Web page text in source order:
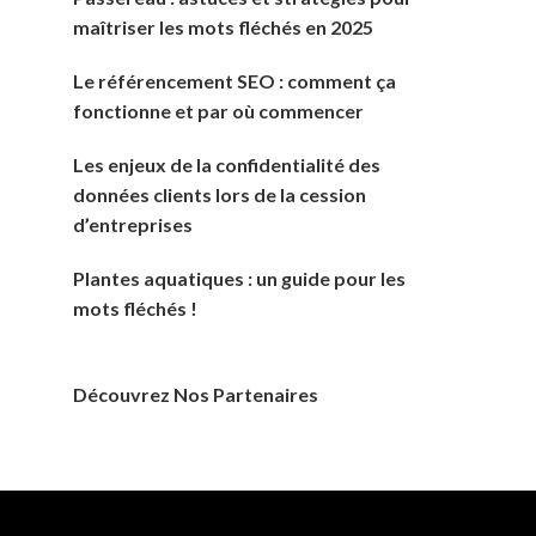
maîtriser les mots fléchés en 2025
Le référencement SEO : comment ça
fonctionne et par où commencer
Les enjeux de la confidentialité des
données clients lors de la cession
d’entreprises
Plantes aquatiques : un guide pour les
mots fléchés !
Découvrez Nos Partenaires